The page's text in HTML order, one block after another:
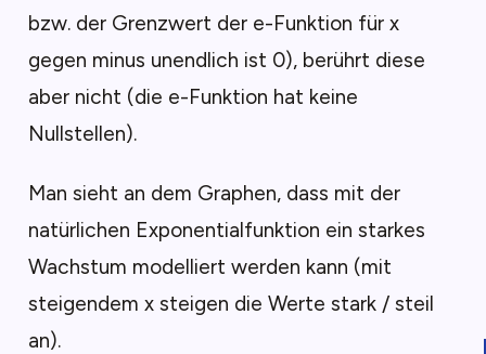
bzw. der Grenzwert der e-Funktion für x
gegen minus unendlich ist 0), berührt diese
aber nicht (die e-Funktion hat keine
Nullstellen).
Man sieht an dem Graphen, dass mit der
natürlichen Exponentialfunktion ein starkes
Wachstum modelliert werden kann (mit
steigendem x steigen die Werte stark / steil
an).